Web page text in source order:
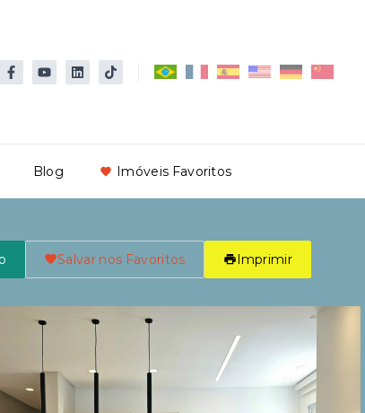
Blog Imóveis Favoritos
Salvar nos Favoritos Imprimir